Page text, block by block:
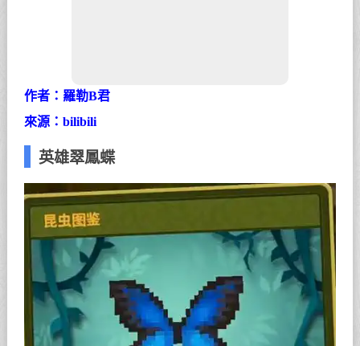
作者：羅勒B君
來源：bilibili
英雄翠鳳蝶